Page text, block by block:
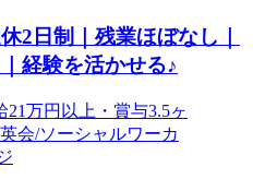
2日制｜残業ほぼなし｜
経験を活かせる♪